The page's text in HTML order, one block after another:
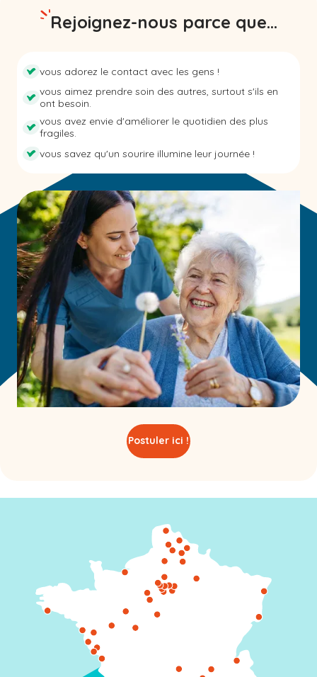
Rejoignez-nous parce que...
vous adorez le contact avec les gens !
vous aimez prendre soin des autres, surtout s'ils en
ont besoin.
vous avez envie d'améliorer le quotidien des plus
fragiles.
vous savez qu'un sourire illumine leur journée !
Postuler ici !